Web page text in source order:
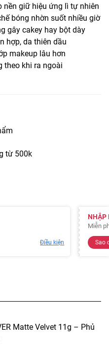
nền giữ hiệu ứng lì tự nhiên
bóng nhờn suốt nhiều giờ
gây cakey hay bột dày
hợp, da thiên dầu
makeup lâu hơn
theo khi ra ngoài
từ 500k
Điều kiện
NHẬP
Miễn
Sao
Matte Velvet 11g – Phủ